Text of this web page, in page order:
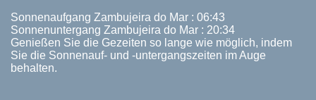
Sonnenaufgang Zambujeira do Mar : 06:43
Sonnenuntergang Zambujeira do Mar : 20:34
Genießen Sie die Gezeiten so lange wie möglich, indem
Sie die Sonnenauf- und -untergangszeiten im Auge
behalten.